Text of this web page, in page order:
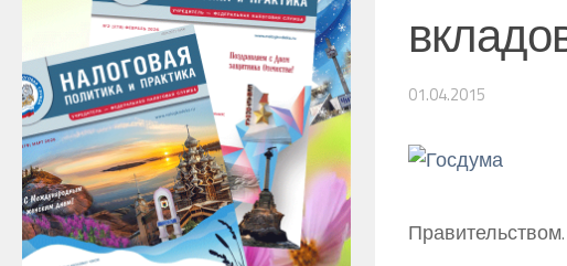
01.04.2015
Правительством.